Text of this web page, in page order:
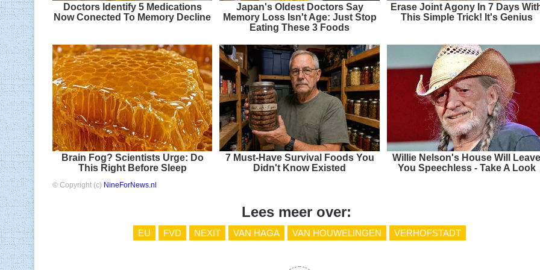
Doctors Identify 5 Medications
Now Conected To Memory Decline
Japan's Oldest Doctors Say
Memory Loss Isn't Age: Just Stop
Eating These 3 Foods
Erase Joint Agony In 7 Days
This Simple Trick! It's Genius
Brain Fog? Scientists Urge: Do
This Right Before Sleep
7 Must-Have Survival Foods You
Didn't Know Existed
Willie Nelson's House Will
You Speechless - Take A Look
© Copyright (c) NineForNews.nl
Lees meer over:
EU FVD NEXIT VAN HAGA VAN HOUWELINGEN VERHOFSTADT